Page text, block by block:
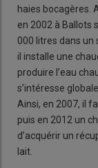
haies bocagères.
en 2002 à Ballots
000 litres dans un
il installe une
produire l’eau
s’intéresse
Ainsi, en 2007, il
puis en 2012 un
d’acquérir un
lait.